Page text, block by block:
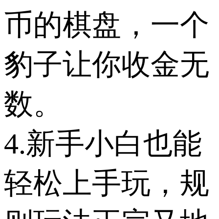
币的棋盘，一个
豹子让你收金无
数。
4.新手小白也能
轻松上手玩，规